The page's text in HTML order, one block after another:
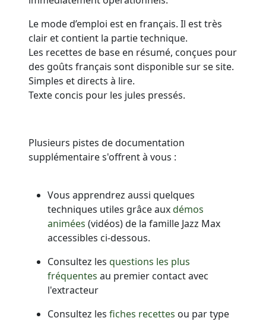
Le mode d’emploi est en français. Il est très
clair et contient la partie technique.
Les recettes de base en résumé, conçues pour
des goûts français sont disponible sur se site.
Simples et directs à lire.
Texte concis pour les jules pressés.
Plusieurs pistes de documentation
supplémentaire s'offrent à vous :
Vous apprendrez aussi quelques
techniques utiles grâce auxdémos
animées (vidéos) de la famille Jazz Max
accessibles ci-dessous.
Consultez les questions les plus
fréquentes au premier contact avec
l'extracteur
Consultez les fiches recettes ou par type